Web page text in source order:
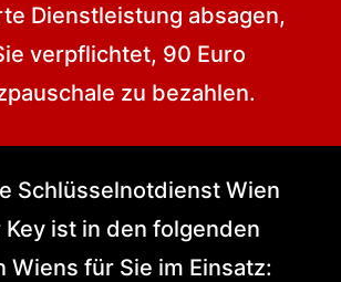
Dienstleistung absagen,
verpflichtet, 90 Euro
zu bezahlen.
Schlüsselnotdienst Wien
Key ist in den folgenden
Wiens für Sie im Einsatz: